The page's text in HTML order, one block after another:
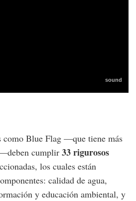
como Blue Flag —que tiene más
cumplir 33 rigurosos
los cuales están
calidad de agua,
y educación ambiental, y